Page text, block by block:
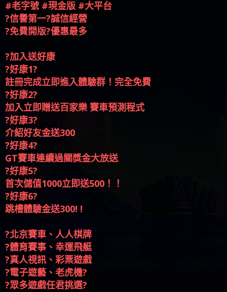
#老字號 #現金版 #大平台
?信譽第一?誠信經營
?免費開版?優惠最多
?加入送好康
?好康1?
註冊完成立即進入體驗群！完全免費
?好康2?
加入立即贈送百家樂 賽車預測程式
?好康3?
介紹好友金送300
?好康4?
GT賽車連續過關獎金大放送
?好康5?
首次儲值1000立即送500！！
?好康6?
跳槽體驗金送300! !
?️北京賽車、人人棋牌
?體育賽事、幸運飛艇
?真人視訊、彩票遊戲
?電子遊藝、老虎機?
?眾多遊戲任君挑選?